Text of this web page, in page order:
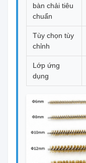
bàn chải tiêu
chuẩn
Tùy chọn tùy
chỉnh
Lớp ứng
dụng